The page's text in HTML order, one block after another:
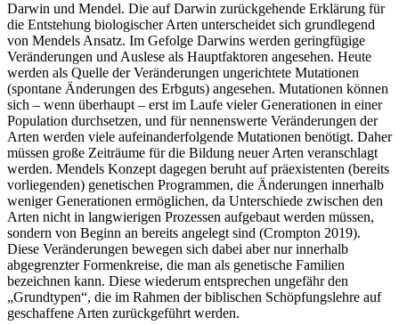
Darwin und Mendel. Die auf Darwin zurückgehende Erklärung für
die Entstehung biologischer Arten unterscheidet sich grundlegend
von Mendels Ansatz. Im Gefolge Darwins werden geringfügige
Veränderungen und Auslese als Hauptfaktoren angesehen. Heute
werden als Quelle der Veränderungen ungerichtete Mutationen
(spontane Änderungen des Erbguts) angesehen. Mutationen können
sich – wenn überhaupt – erst im Laufe vieler Generationen in einer
Population durchsetzen, und für nennenswerte Veränderungen der
Arten werden viele aufeinanderfolgende Mutationen benötigt. Daher
müssen große Zeiträume für die Bildung neuer Arten veranschlagt
werden. Mendels Konzept dagegen beruht auf präexistenten (bereits
vorliegenden) genetischen Programmen, die Änderungen innerhalb
weniger Generationen ermöglichen, da Unterschiede zwischen den
Arten nicht in langwierigen Prozessen aufgebaut werden müssen,
sondern von Beginn an bereits angelegt sind (Crompton 2019).
Diese Veränderungen bewegen sich dabei aber nur innerhalb
abgegrenzter Formenkreise, die man als genetische Familien
bezeichnen kann. Diese wiederum entsprechen ungefähr den
„Grundtypen“, die im Rahmen der biblischen Schöpfungslehre auf
geschaffene Arten zurückgeführt werden.